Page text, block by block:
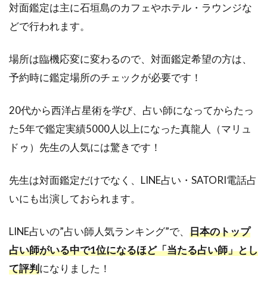
対面鑑定は主に石垣島のカフェやホテル・ラウンジな
どで行われます。
場所は臨機応変に変わるので、対面鑑定希望の方は、
予約時に鑑定場所のチェックが必要です！
20代から西洋占星術を学び、占い師になってからたっ
た5年で鑑定実績5000人以上になった真龍人（マリュ
ドゥ）先生の人気には驚きです！
先生は対面鑑定だけでなく、LINE占い・SATORI電話占
いにも出演しておられます。
LINE占いの”占い師人気ランキング”で、 日本のトップ
占い師がいる中で1位になるほど「当たる占い師」とし
て評判になりました！